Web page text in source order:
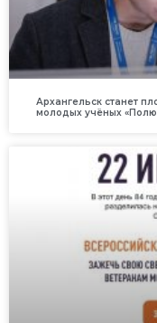
Архангельск станет
молодых учёных